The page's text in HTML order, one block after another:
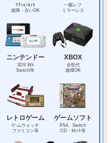
ｱｸｼｮﾝｶﾒﾗ
故障・古いOK
一眼レフ
ミラーレス
ニンテンドー
3DS Wii
Switch等
XBOX
全世代
故障OK
レトロゲーム
ゲ-ムウォッチ
ファミコン等
ゲームソフト
PS4、Switch
CD・ｶｾｯﾄ等